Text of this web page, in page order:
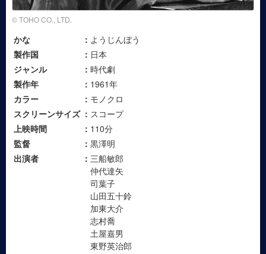
© TOHO CO., LTD.
かな
ようじんぼう
製作国
日本
ジャンル
時代劇
製作年
1961年
カラー
モノクロ
スクリーンサイズ
スコープ
上映時間
110分
監督
黒澤明
出演者
三船敏郎
仲代達矢
司葉子
山田五十鈴
加東大介
志村喬
土屋嘉男
東野英治郎